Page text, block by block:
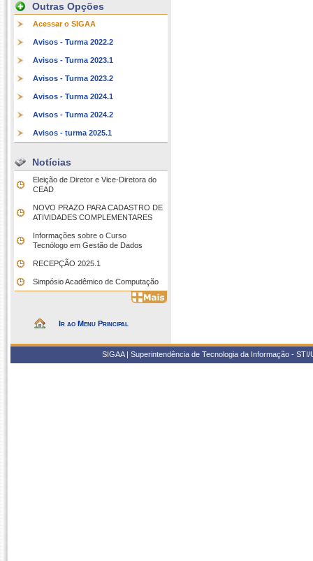
Outras Opções
Acessar o SIGAA
Avisos - Turma 2022.2
Avisos - Turma 2023.1
Avisos - Turma 2023.2
Avisos - Turma 2024.1
Avisos - Turma 2024.2
Avisos - turma 2025.1
Notícias
Eleição de Diretor e Vice-Diretora do
CEAD
NOVO PRAZO PARA CADASTRO DE
ATIVIDADES COMPLEMENTARES
Informações sobre o Curso
Tecnólogo em Gestão de Dados
RECEPÇÃO 2025.1
Simpósio Acadêmico de Computação
Ir ao Menu Principal
SIGAA | Superintendência de Tecnologia da Informação -